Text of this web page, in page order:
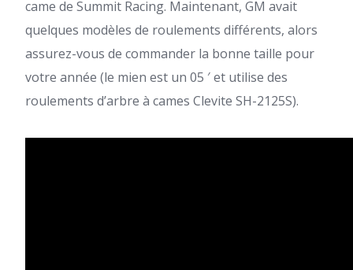
came de Summit Racing. Maintenant, GM avait
quelques modèles de roulements différents, alors
assurez-vous de commander la bonne taille pour
votre année (le mien est un 05 ′ et utilise des
roulements d’arbre à cames Clevite SH-2125S).